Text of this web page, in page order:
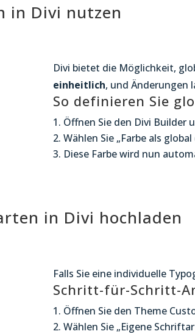
in Divi nutzen
Divi bietet die Möglichkeit,
einheitlich, und Änderungen
So definieren Sie
Öffnen Sie den Divi Builder
Wählen Sie „Farbe als
Diese Farbe wird nun
in Divi hochladen
Falls Sie eine individuelle
Schritt-für-Schritt-
Öffnen Sie den Theme
Wählen Sie „Eigene